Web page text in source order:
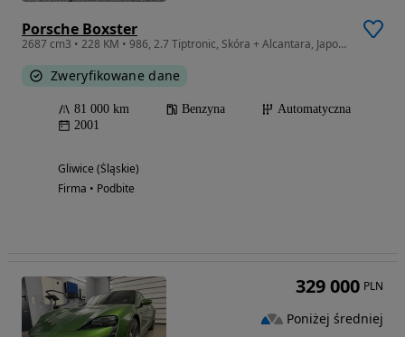
Porsche Boxster
2687 cm3 • 228 KM • 986, 2.7 Tiptronic, Skóra + Alcantara, Japonia, Vat 23%
Zweryfikowane dane
81 000 km Benzyna
Automatyczna
2001
Gliwice (Śląskie)
Firma • Podbite
329 000 PLN
Poniżej średniej